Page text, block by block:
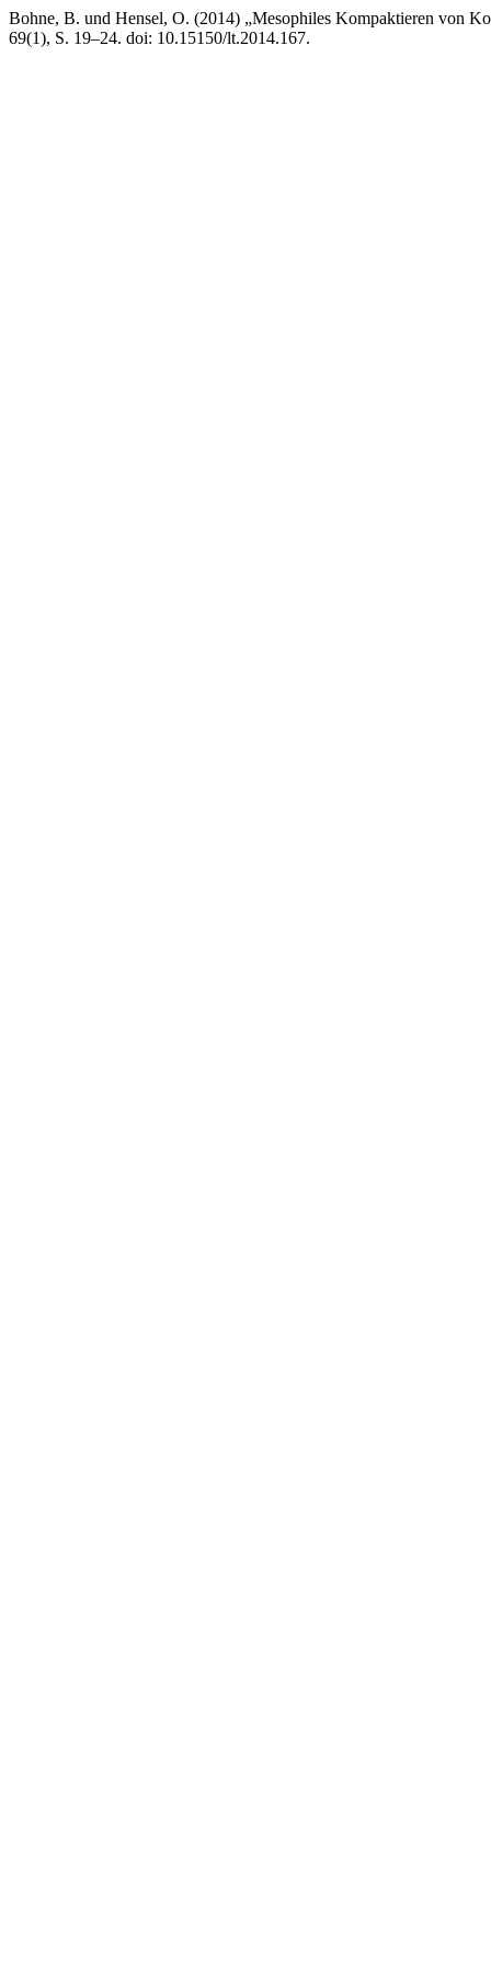
Bohne, B. und Hensel, O. (2014) „Mesophiles Kompaktieren von
69(1), S. 19–24. doi: 10.15150/lt.2014.167.